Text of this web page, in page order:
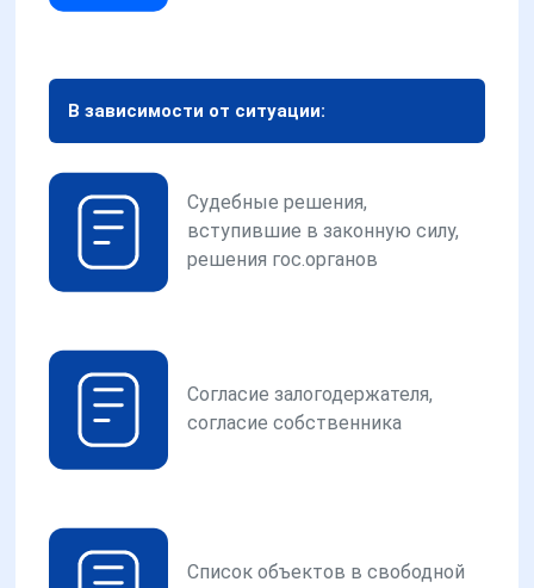
В зависимости от ситуации:
Судебные решения,
вступившие в законную силу,
решения гос.органов
Согласие залогодержателя,
согласие собственника
Список объектов в свободной